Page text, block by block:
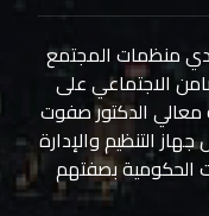
منظمات المجتمع
الاجتماعي على
معالي الدكتور صفوت
التنظيم والإدارة
الحكومية بصفتهم